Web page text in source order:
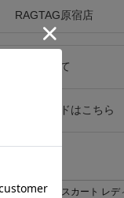
RAGTAG原宿店
返品について
ご利用ガイドはこちら
カート>ミニスカート レデ